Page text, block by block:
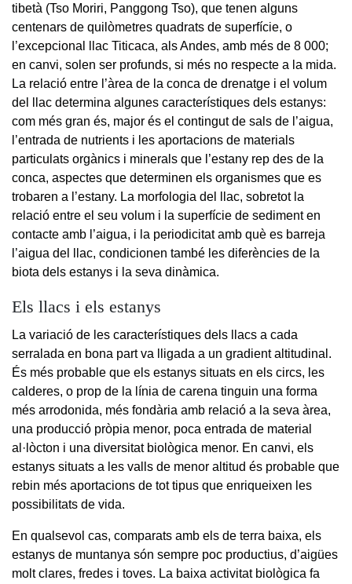
tibetà (Tso Moriri, Panggong Tso), que tenen alguns
centenars de quilòmetres quadrats de superfície, o
l’excepcional llac Titicaca, als Andes, amb més de 8 000;
en canvi, solen ser profunds, si més no respecte a la mida.
La relació entre l’àrea de la conca de drenatge i el volum
del llac determina algunes característiques dels estanys:
com més gran és, major és el contingut de sals de l’aigua,
l’entrada de nutrients i les aportacions de materials
particulats orgànics i minerals que l’estany rep des de la
conca, aspectes que determinen els organismes que es
trobaren a l’estany. La morfologia del llac, sobretot la
relació entre el seu volum i la superfície de sediment en
contacte amb l’aigua, i la periodicitat amb què es barreja
l’aigua del llac, condicionen també les diferències de la
biota dels estanys i la seva dinàmica.
Els llacs i els estanys
La variació de les característiques dels llacs a cada
serralada en bona part va lligada a un gradient altitudinal.
És més probable que els estanys situats en els circs, les
calderes, o prop de la línia de carena tinguin una forma
més arrodonida, més fondària amb relació a la seva àrea,
una producció pròpia menor, poca entrada de material
al·lòcton i una diversitat biològica menor. En canvi, els
estanys situats a les valls de menor altitud és probable que
rebin més aportacions de tot tipus que enriqueixen les
possibilitats de vida.
En qualsevol cas, comparats amb els de terra baixa, els
estanys de muntanya són sempre poc productius, d’aigües
molt clares, fredes i toves. La baixa activitat biològica fa